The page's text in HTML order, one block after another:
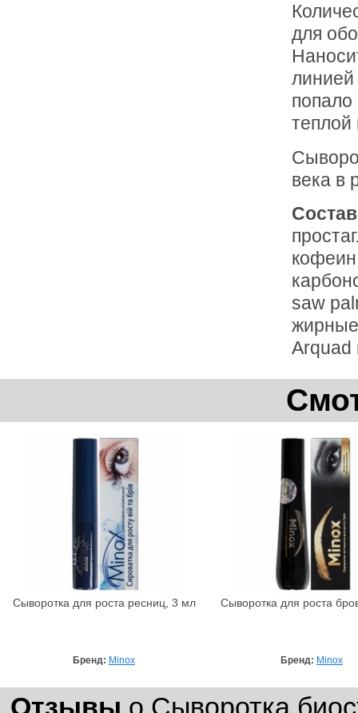
для
линией
попало
теплой
века в
saw
Arquad
Сыворотка для роста ресниц, 3 мл
Бренд: Minox
Сыворотка для роста
Бренд: Minox
Отзывы о Сыворотка